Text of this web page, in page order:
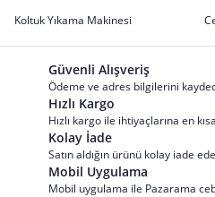
Koltuk Yıkama Makinesi
Güvenli Alışveriş
Ödeme ve adres bilgilerini
Hızlı Kargo
Hızlı kargo ile ihtiyaçlarına en
Kolay İade
Satın aldığın ürünü kolay iade
Mobil Uygulama
Mobil uygulama ile Pazarama